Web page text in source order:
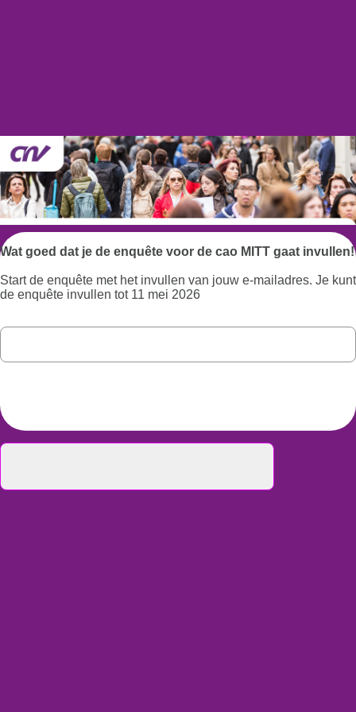
Wat goed dat je de enquête voor de cao MITT gaat invullen!
Start de enquête met het invullen van jouw e-mailadres. Je kunt
de enquête invullen tot 11 mei 2026